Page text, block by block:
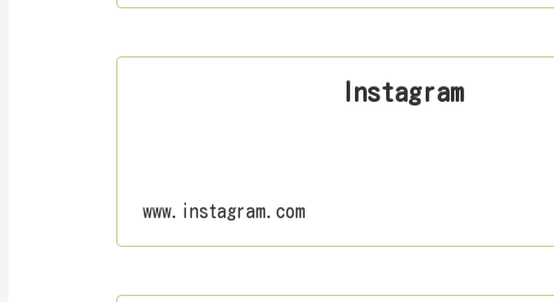
11月28日の「い
愛知県を中心と
Instagram
www.instagram.com